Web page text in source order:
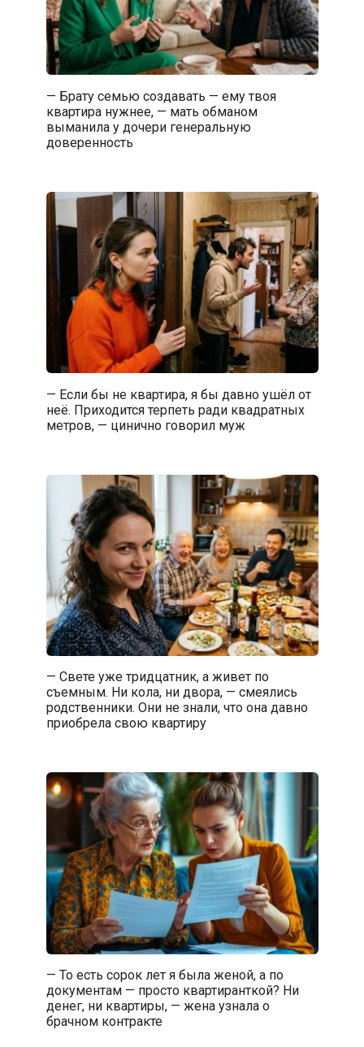
— Брату семью создавать — ему твоя
квартира нужнее, — мать обманом
выманила у дочери генеральную
доверенность
— Если бы не квартира, я бы давно ушёл от
неё. Приходится терпеть ради квадратных
метров, — цинично говорил муж
— Свете уже тридцатник, а живет по
съемным. Ни кола, ни двора, — смеялись
родственники. Они не знали, что она давно
приобрела свою квартиру
— То есть сорок лет я была женой, а по
документам — просто квартиранткой? Ни
денег, ни квартиры, — жена узнала о
брачном контракте